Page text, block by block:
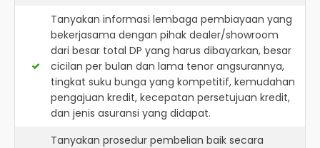
Tanyakan informasi lembaga pembiayaan yang
bekerjasama dengan pihak dealer/showroom
dari besar total DP yang harus dibayarkan, besar
cicilan per bulan dan lama tenor angsurannya,
tingkat suku bunga yang kompetitif, kemudahan
pengajuan kredit, kecepatan persetujuan kredit,
dan jenis asuransi yang didapat.
Tanyakan prosedur pembelian baik secara